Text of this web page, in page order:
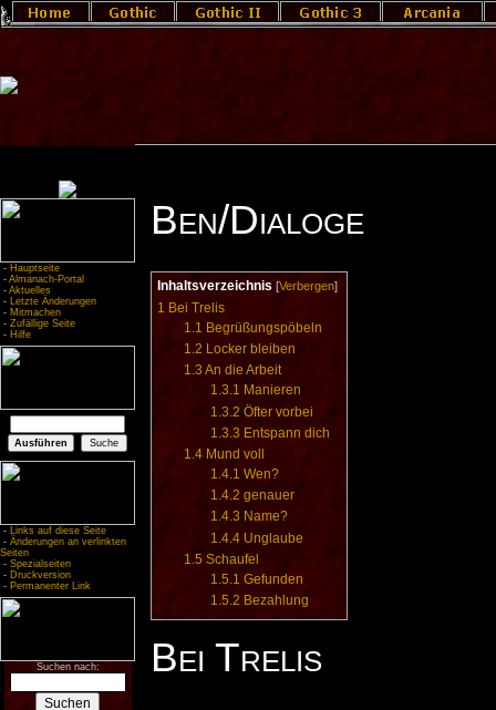
- Hauptseite
- Almanach-Portal
- Aktuelles
- Letzte Änderungen
- Mitmachen
- Zufällige Seite
- Hilfe
- Links auf diese Seite
- Änderungen an verlinkten
Seiten
- Spezialseiten
- Druckversion
- Permanenter Link
Suchen nach:
Ben/Dialoge
Inhaltsverzeichnis [Verbergen]
1 Bei Trelis
1.1 Begrüßungspöbeln
1.2 Locker bleiben
1.3 An die Arbeit
1.3.1 Manieren
1.3.2 Öfter vorbei
1.3.3 Entspann dich
1.4 Mund voll
1.4.1 Wen?
1.4.2 genauer
1.4.3 Name?
1.4.4 Unglaube
1.5 Schaufel
1.5.1 Gefunden
1.5.2 Bezahlung
Bei Trelis